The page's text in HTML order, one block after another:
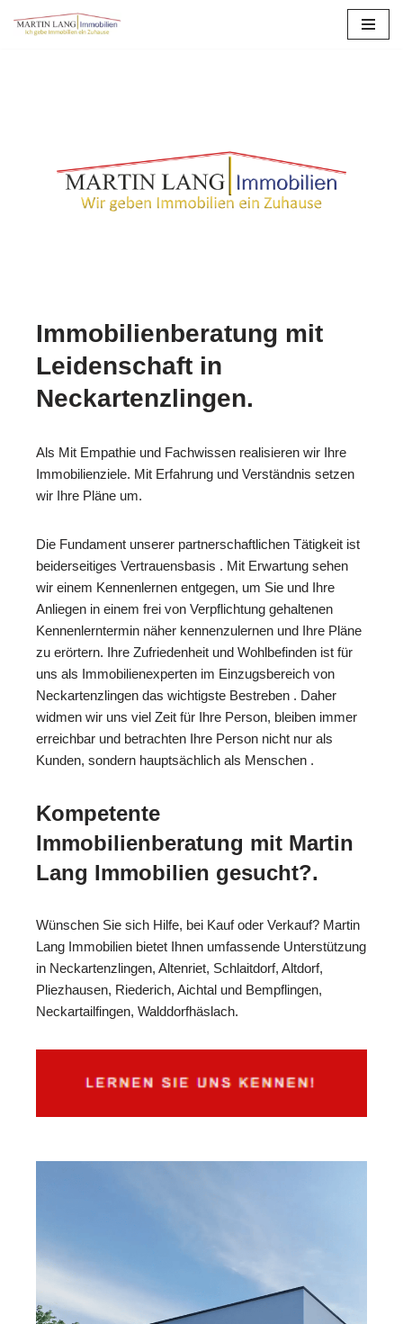
Immobilienberatung mit
Leidenschaft in
Neckartenzlingen.
Als Mit Empathie und Fachwissen realisieren wir Ihre
Immobilienziele. Mit Erfahrung und Verständnis setzen
wir Ihre Pläne um.
Die Fundament unserer partnerschaftlichen Tätigkeit ist
beiderseitiges Vertrauensbasis . Mit Erwartung sehen
wir einem Kennenlernen entgegen, um Sie und Ihre
Anliegen in einem frei von Verpflichtung gehaltenen
Kennenlerntermin näher kennenzulernen und Ihre Pläne
zu erörtern. Ihre Zufriedenheit und Wohlbefinden ist für
uns als Immobilienexperten im Einzugsbereich von
Neckartenzlingen das wichtigste Bestreben . Daher
widmen wir uns viel Zeit für Ihre Person, bleiben immer
erreichbar und betrachten Ihre Person nicht nur als
Kunden, sondern hauptsächlich als Menschen .
Kompetente
Immobilienberatung mit Martin
Lang Immobilien gesucht?.
Wünschen Sie sich Hilfe, bei Kauf oder Verkauf? Martin
Lang Immobilien bietet Ihnen umfassende Unterstützung
in Neckartenzlingen, Altenriet, Schlaitdorf, Altdorf,
Pliezhausen, Riederich, Aichtal und Bempflingen,
Neckartailfingen, Walddorfhäslach.